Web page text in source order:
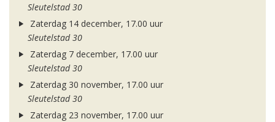
Sleutelstad 30
Zaterdag 14 december, 17.00 uur
Sleutelstad 30
Zaterdag 7 december, 17.00 uur
Sleutelstad 30
Zaterdag 30 november, 17.00 uur
Sleutelstad 30
Zaterdag 23 november, 17.00 uur